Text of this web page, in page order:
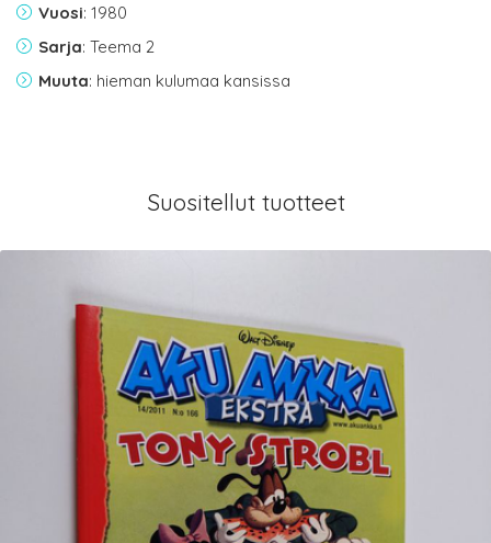
Vuosi: 1980
Sarja: Teema 2
Muuta: hieman kulumaa kansissa
Suositellut tuotteet